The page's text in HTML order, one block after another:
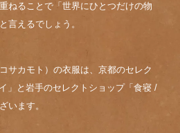
ねることで「世界にひとつだけの物
言えるでしょう。
サカモト）の衣服は、京都のセレク
」と岩手のセレクトショップ「食寝 /
います。